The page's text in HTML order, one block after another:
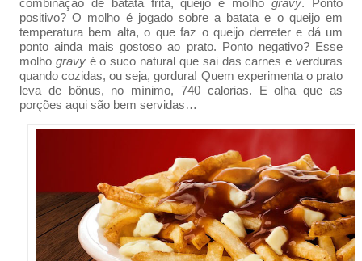
combinação de batata frita, queijo e molhogravy. Ponto
positivo? O molho é jogado sobre a batata e o queijo em
temperatura bem alta, o que faz o queijo derreter e dá um
ponto ainda mais gostoso ao prato. Ponto negativo? Esse
molho gravyé o suco natural que sai das carnes e verduras
quando cozidas, ou seja, gordura! Quem experimenta o prato
leva de bônus, no mínimo, 740 calorias. E olha que as
porções aqui são bem servidas…